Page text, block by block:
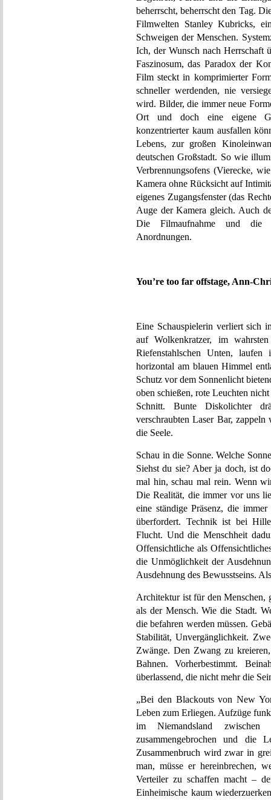
beherrscht, beherrscht den Tag.
Filmwelten Stanley Kubricks,
Schweigen der Menschen.
Ich, der Wunsch nach Herrschaft
Faszinosum, das Paradox der
Film steckt in komprimierter
schneller werdenden, nie
wird. Bilder, die immer neue
Ort und doch eine eigene
konzentrierter kaum ausfallen
Lebens, zur großen
deutschen Großstadt. So wie
Verbrennungsofens (Vierecke,
Kamera ohne Rücksicht auf
eigenes Zugangsfenster (das
Auge der Kamera gleich. Auch
Die Filmaufnahme und die
Anordnungen.
You’re too far offstage, Ann-
Eine Schauspielerin verliert sich
auf Wolkenkratzer, im
Riefenstahlschen Unten,
horizontal am blauen Himmel
Schutz vor dem Sonnenlicht
oben schießen, rote Leuchten
Schnitt. Bunte Diskolichter
verschraubten Laser Bar,
die Seele.
Schau in die Sonne. Welche
Siehst du sie? Aber ja doch, ist
mal hin, schau mal rein. Wenn
Die Realität, die immer vor uns
eine ständige Präsenz, die
überfordert. Technik ist bei
Flucht. Und die Menschheit
Offensichtliche als
die Unmöglichkeit der
Ausdehnung des Bewusstseins.
Architektur ist für den Menschen,
als der Mensch. Wie die Stadt.
die befahren werden müssen.
Stabilität, Unvergänglichkeit.
Zwänge. Den Zwang zu
Bahnen. Vorherbestimmt.
überlassend, die nicht mehr die
„Bei den Blackouts von New
Leben zum Erliegen. Aufzüge
im Niemandsland zwischen
zusammengebrochen und die
Zusammenbruch wird zwar in
man, müsse er hereinbrechen,
Verteiler zu schaffen macht –
Einheimische kaum